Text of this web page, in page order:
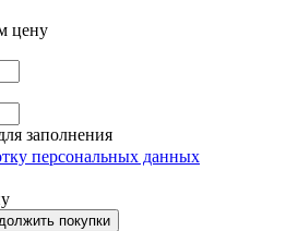
цену
заполнения
персональных данных
покупки